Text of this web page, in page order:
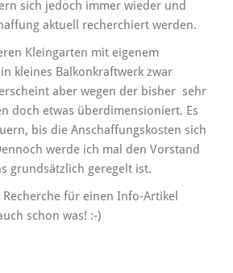
sich jedoch immer wieder und
aktuell recherchiert werden.
Kleingarten mit eigenem
kleines Balkonkraftwerk zwar
aber wegen der bisher sehr
doch etwas überdimensioniert. Es
bis die Anschaffungskosten sich
werde ich mal den Vorstand
grundsätzlich geregelt ist.
für einen Info-Artikel
schon was! :-)